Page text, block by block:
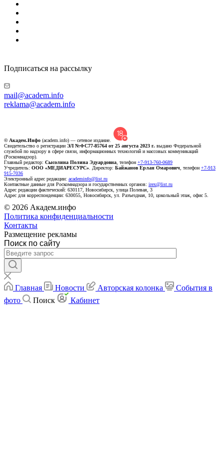
Подписаться на рассылку
mail@academ.info
reklama@academ.info
© Академ.Инфо (academ.info) — сетевое издание.
Свидетельство о регистрации ЭЛ №ФС77-85764 от 25 августа 2023 г. выдано Федеральной
службой по надзору в сфере связи, информационных технологий и массовых коммуникаций
(Роскомнадзор).
Главный редактор: Сысолина Полина Эдуардовна , телефон +7-913-760-0689
Учредитель: ООО «МЕДИАРЕСУРС» . Директор: Байжанов Ерлан Омарович , телефон +7-913
915-7036
Электронный адрес редакции: academinfo@list.ru
Контактные данные для Роскомнадзора и государственных органов: irex@list.ru
Адрес редакции фактический: 630117, Новосибирск, улица Полевая, 3
Адрес для корреспонденции: 630055, Новосибирск, ул. Разъездная, 10, цокольный этаж, офис 5.
© 2026 Академ.инфо
Политика конфиденциальности
Контакты
Размещение рекламы
Поиск по сайту
Главная Новости Авторская колонка
События в
фото
Поиск Кабинет